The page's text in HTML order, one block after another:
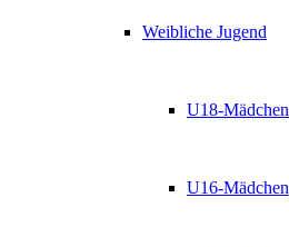
Weibliche Jugend
U18-Mädchen
U16-Mädchen